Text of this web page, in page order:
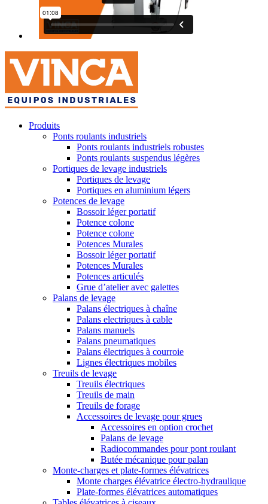
Produits
Ponts roulants industriels
Ponts roulants industriels robustes
Ponts roulants suspendus légères
Portiques de levage industriels
Portiques de levage
Portiques en aluminium légers
Potences de levage
Bossoir léger portatif
Potence colone
Potence colone
Potences Murales
Bossoir léger portatif
Potences Murales
Potences articulés
Grue d’atelier avec galettes
Palans de levage
Palans électriques à chaîne
Palans electriques à cable
Palans manuels
Palans pneumatiques
Palans électriques à courroie
Lignes électriques mobiles
Treuils de levage
Treuils électriques
Treuils de main
Treuils de forage
Accessoires de levage pour grues
Accessoires en option crochet
Palans de levage
Radiocommandes pour pont roulant
Butée mécanique pour palan
Monte-charges et plate-formes élévatrices
Monte charges élévatrice électro-hydraulique
Plate-formes élévatrices automatiques